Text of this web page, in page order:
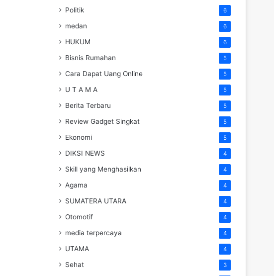
Politik 6
medan 6
HUKUM 6
Bisnis Rumahan 5
Cara Dapat Uang Online 5
U T A M A 5
Berita Terbaru 5
Review Gadget Singkat 5
Ekonomi 5
DIKSI NEWS 4
Skill yang Menghasilkan 4
Agama 4
SUMATERA UTARA 4
Otomotif 4
media terpercaya 4
UTAMA 4
Sehat 3